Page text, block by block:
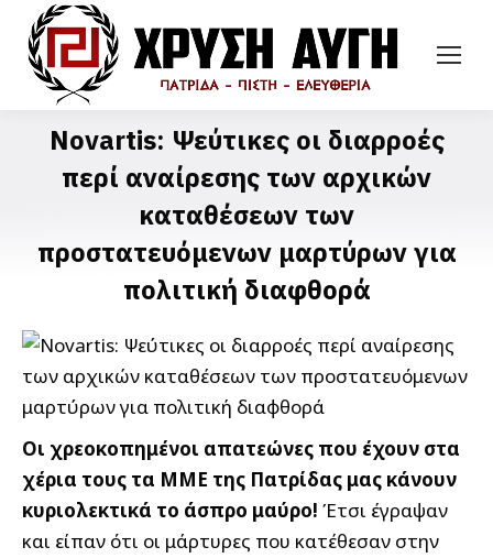
Novartis: Ψεύτικες οι διαρροές
περί αναίρεσης των αρχικών
καταθέσεων των
προστατευόμενων μαρτύρων για
πολιτική διαφθορά
Οι χρεοκοπημένοι απατεώνες που έχουν στα
χέρια τους τα ΜΜΕ της Πατρίδας μας κάνουν
κυριολεκτικά το άσπρο μαύρο! Έτσι έγραψαν
και είπαν ότι οι μάρτυρες που κατέθεσαν στην